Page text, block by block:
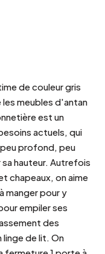
de couleur gris
meubles d'antan
est un
actuels, qui
profond, peu
hauteur. Autrefois
chapeaux, on aime
manger pour y
empiler ses
des
linge de lit. On